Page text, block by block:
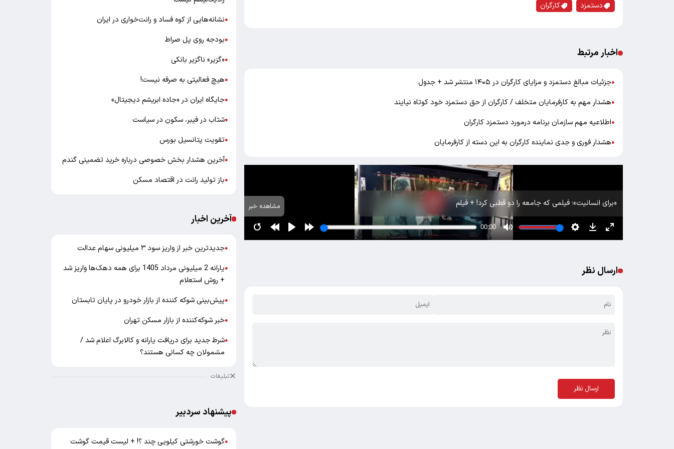
دستمزد کارگران
اخبار مرتبط
●جزئیات مبالغ دستمزد و مزایای کارگران در ۱۴۰۵ منتشر شد + جدول
●هشدار مهم به کارفرمایان متخلف / کارگران از حق دستمزد خود کوتاه نیایند
●اطلاعیه مهم سازمان برنامه درمورد دستمزد کارگران
●هشدار فوری و جدی نماینده کارگران به این دسته از کارفرمایان
«برای انسانیت»؛ فیلمی که جامعه را دو قطبی کرد! + فیلم مشاهده خبر
ارسال نظر
ارسال نظر
●نشانه‌هایی از کوه فساد و رانت‌خواری در ایران
●بودجه روی پل صراط
●«گزیر» ناگزیر بانکی
●هیچ فعالیتی به صرفه نیست!
●جایگاه ایران در «جاده ابریشم دیجیتال»
●شتاب در فیبر، سکون در سیاست
●تقویت پتانسیل بورس
●آخرین هشدار بخش خصوصی درباره خرید تضمینی گندم
●باز تولید رانت در اقتصاد مسکن
آخرین اخبار
●جدیدترین خبر از واریز سود ۳ میلیونی سهام عدالت
●
یارانه 2 میلیونی مرداد 1405 برای همه دهک‌ها واریز شد
+ روش استعلام
●پیش‌بینی شوکه کننده از بازار خودرو در پایان تابستان
●خبر شوکه‌کننده از بازار مسکن تهران
●شرط جدید برای دریافت یارانه و کالابرگ اعلام شد /
مشمولان چه کسانی هستند؟
تبلیغات
پیشنهاد سردبیر
●گوشت خورشتی کیلویی چند ؟! + لیست قیمت گوشت